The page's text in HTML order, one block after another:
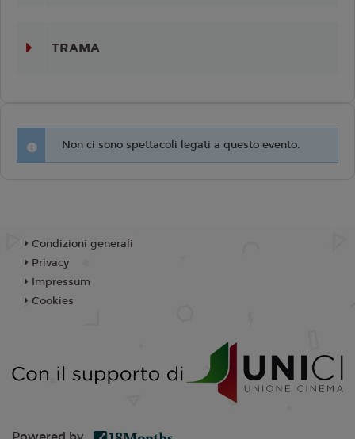
TRAMA
Non ci sono spettacoli legati a questo evento.
Condizioni generali
Privacy
Impressum
Cookies